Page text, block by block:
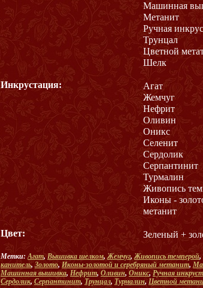
Машинная
Метанит
Ручная
Трунцал
Цветной
Шелк
Инкрустация:
Агат
Жемчуг
Нефрит
Оливин
Оникс
Селенит
Сердолик
Серпантинит
Турмалин
Живопись
Иконы -
метанит
Цвет: Зеленый +
Метки:Агат, Вышивка шелком,Жемчуг,Живопись темперой,
канитель, Золото, Иконы-золотой и серебряный метанит,
Машинная вышивка, Нефрит, Оливин, Оникс,Ручная
Сердолик, Серпантинит, Трунцал, Турмалин, Цветной